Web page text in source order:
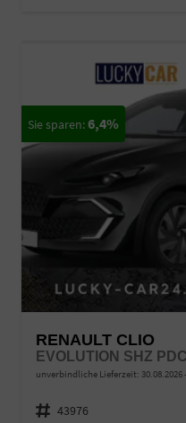
6,4%
RENAULT CLIO
EVOLUTION SHZ
unverbindliche Lieferzeit: 30.08.2026
Fahrzeugnr. 43976